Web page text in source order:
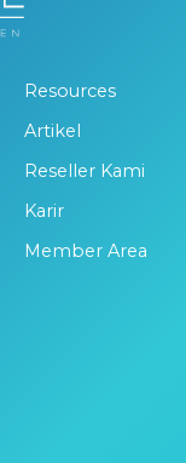
Resources
Artikel
Reseller Kami
Karir
Member Area